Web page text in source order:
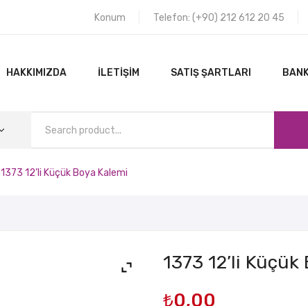
Konum Telefon: (+90) 212 612 20 45
HAKKIMIZDA İLETIŞIM SATIŞ ŞARTLARI
1373 12’li Küçük Boya Kalemi
1373 12’li
₺0,00